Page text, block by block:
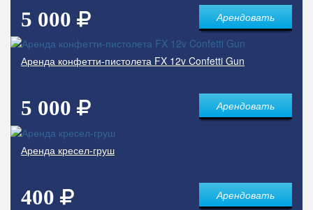
5 000 Арендовать
Аренда конфетти-пистолета FX 12v Confetti Gun
5 000 Арендовать
Аренда кресел-груш
400 Арендовать